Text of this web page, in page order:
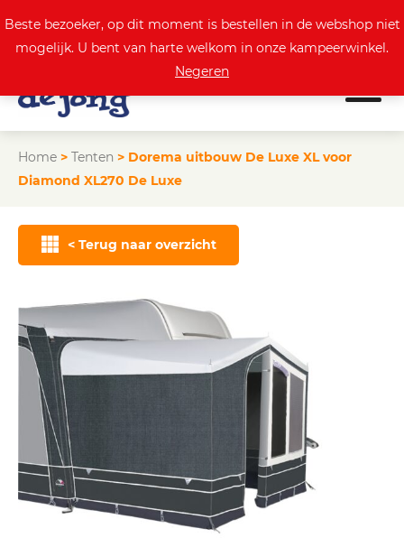
Actuele aanbod
Home > Tenten > Dorema uitbouw De Luxe XL voor
Diamond XL270 De Luxe
< Terug naar overzicht
Beste bezoeker, op dit moment is bestellen in de webshop niet
mogelijk. U bent van harte welkom in onze kampeerwinkel.
Negeren